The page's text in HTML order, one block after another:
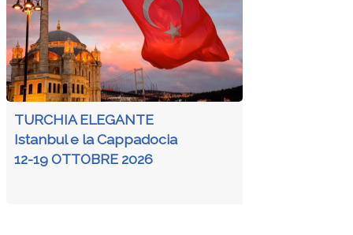
TURCHIA ELEGANTE
Istanbul e la Cappadocia
12-19 OTTOBRE 2026